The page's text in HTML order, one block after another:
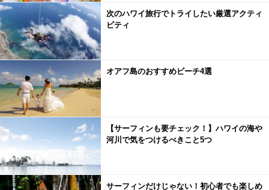
次のハワイ旅行でトライしたい厳選アクティ
ビティ
オアフ島のおすすめビーチ4選
【サーフィンも要チェック！】ハワイの海や
河川で気をつけるべきこと5つ
サーフィンだけじゃない！初心者でも楽しめ